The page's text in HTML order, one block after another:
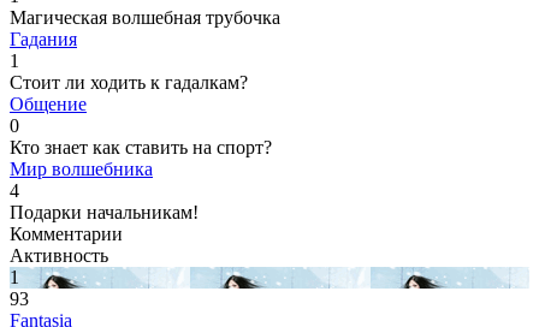
Магическая волшебная трубочка
Гадания
1
Стоит ли ходить к гадалкам?
Общение
0
Кто знает как ставить на спорт?
Мир волшебника
4
Подарки начальникам!
Комментарии
Активность
1
93
Fantasia